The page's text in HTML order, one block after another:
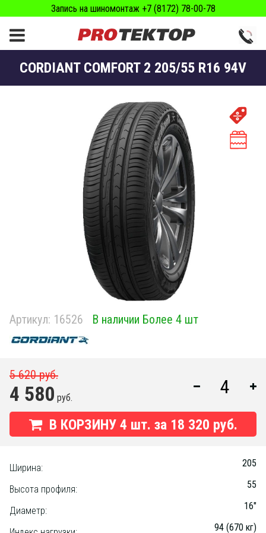
Запись на шиномонтаж +7 (8172) 78-00-78
CORDIANT COMFORT 2 205/55 R16 94V
Артикул: 16526 В наличии Более 4 шт
5 620 руб.
4 580 руб.
В КОРЗИНУ 4 шт. за 18 320 руб.
Ширина: 205
Высота профиля: 55
Диаметр: 16"
94 (670 кг)